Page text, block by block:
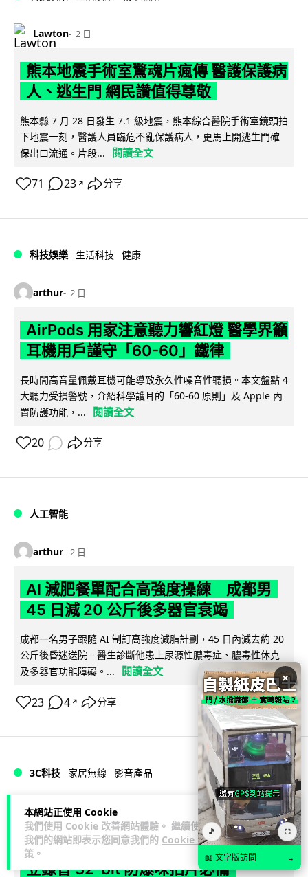
本網站正使用 Cookie
我們使用 Cookie 改善網站體驗。 繼續使用
我們的網站即表示您同意我們的 Cookie 政
策 。
Lawton 2 日
熊本地震手術室驚魂片瘋傳 醫護保護病
人、逃生門 網民讚值得尊敬
熊本縣 7 月 28 日發生 7.1 級地震，熊本綜合醫院手術室鏡頭拍
下地震一刻，醫護人員臨危不亂保護病人，更馬上開逃生門確
保出口流通。片段...
閱讀全文
71 23 ↗ 分享
科技娛樂 生活科技 健康
arthur 2 日
AirPods 用家注意聽力響紅燈 醫學界籲
耳機用戶謹守「60-60」鐵律
長時間高音量佩戴耳機可能導致永久性噪音性聽損。本文盤點 4
大聽力受損警號，介紹科學護耳的「60-60 原則」及 Apple 內
置防護功能，...
閱讀全文
20 分享
人工智能
arthur 2 日
AI 減肥餐單配合高強度操練 成都男
45 日減 20 公斤後多器官衰竭
成都一名男子跟隨 AI 制訂高強度減脂計劃，45 日內減去約 20
公斤後昏迷送院。醫生診斷他患上尿源性膿毒症、膿毒性休克
及多器官功能障礙。...
閱讀全文
23 4 ↗ 分享
3C科技 家居無線 影音產品
Vin 2 日
DJI Mic Mini 2s 實測 四發一收同步獨
立錄音 32-bit 防爆咪拍片必備
×
🎵 ⛶
📖 文字版訪問 →